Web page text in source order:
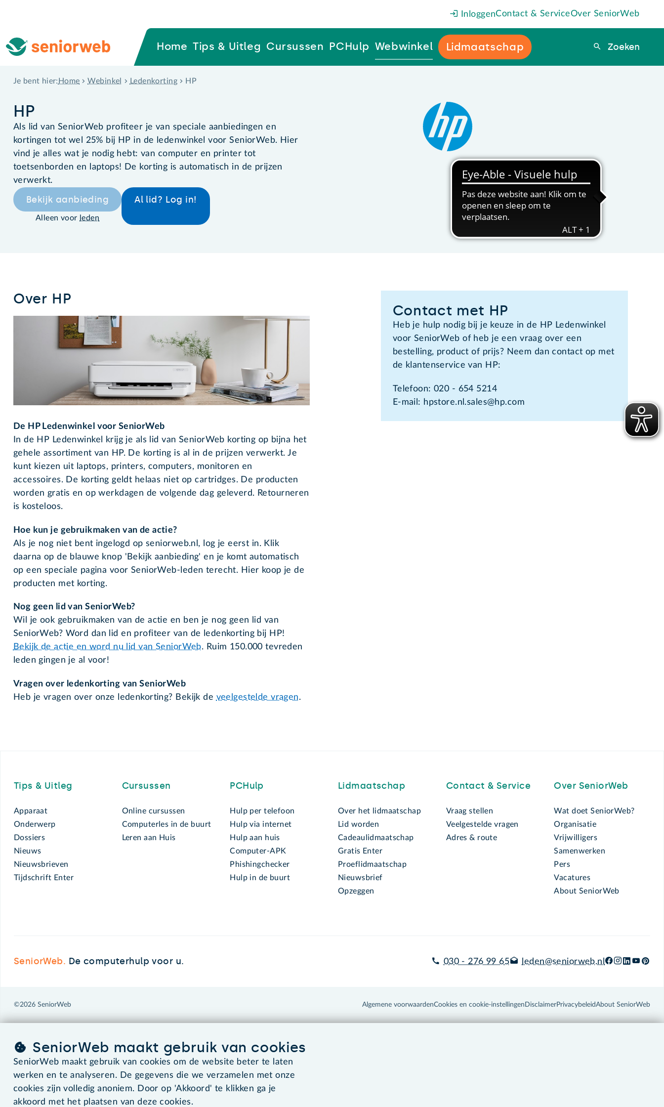
InloggenContact & ServiceOver SeniorWeb
Home Tips & Uitleg Cursussen PCHulp Webwinkel Lidmaatschap Zoeken
Zoeken
Je bent hier: Home Webinkel Ledenkorting HP
HP
Als lid van SeniorWeb profiteer je van speciale aanbiedingen en
kortingen tot wel 25% bij HP in de ledenwinkel voor SeniorWeb. Hier
vind je alles wat je nodig hebt: van computer en printer tot
toetsenborden en laptops! De korting is automatisch in de prijzen
verwerkt.
Bekijk aanbieding
Alleen voor leden
Al lid? Log in!
Over HP
De HP Ledenwinkel voor SeniorWeb
In de HP Ledenwinkel krijg je als lid van SeniorWeb korting op bijna het
gehele assortiment van HP. De korting is al in de prijzen verwerkt. Je
kunt kiezen uit laptops, printers, computers, monitoren en
accessoires. De korting geldt helaas niet op cartridges. De producten
worden gratis en op werkdagen de volgende dag geleverd. Retourneren
is kosteloos.
Hoe kun je gebruikmaken van de actie?
Als je nog niet bent ingelogd op seniorweb.nl, log je eerst in. Klik
daarna op de blauwe knop 'Bekijk aanbieding' en je komt automatisch
op een speciale pagina voor SeniorWeb-leden terecht. Hier koop je de
producten met korting.
Nog geen lid van SeniorWeb?
Wil je ook gebruikmaken van de actie en ben je nog geen lid van
SeniorWeb? Word dan lid en profiteer van de ledenkorting bij HP!
Bekijk de actie en word nu lid van SeniorWeb. Ruim 150.000 tevreden
leden gingen je al voor!
Vragen over ledenkorting van SeniorWeb
Heb je vragen over onze ledenkorting? Bekijk de veelgestelde vragen.
Contact met HP
Heb je hulp nodig bij je keuze in de HP Ledenwinkel
voor SeniorWeb of heb je een vraag over een
bestelling, product of prijs? Neem dan contact op met
de klantenservice van HP:
Telefoon: 020 - 654 5214
E-mail: hpstore.nl.sales@hp.com
Tips & Uitleg
Apparaat
Onderwerp
Dossiers
Nieuws
Nieuwsbrieven
Tijdschrift Enter
Cursussen
Online cursussen
Computerles in de buurt
Leren aan Huis
PCHulp
Hulp per telefoon
Hulp via internet
Hulp aan huis
Computer-APK
Phishingchecker
Hulp in de buurt
Lidmaatschap
Over het lidmaatschap
Lid worden
Cadeaulidmaatschap
Gratis Enter
Proeflidmaatschap
Nieuwsbrief
Opzeggen
Contact & Service
Vraag stellen
Veelgestelde vragen
Adres & route
Over SeniorWeb
Wat doet SeniorWeb?
Organisatie
Vrijwilligers
Samenwerken
Pers
Vacatures
About SeniorWeb
SeniorWeb. De computerhulp voor u. 030 - 276 99 65 leden@seniorweb.nl
©2026 SeniorWeb Algemene voorwaardenCookies en cookie-instellingen DisclaimerPrivacybeleidAbout SeniorWeb
SeniorWeb maakt gebruik van cookies
SeniorWeb maakt gebruik van cookies om de website beter te laten
werken en te analyseren. De gegevens die we verzamelen met onze
cookies zijn volledig anoniem. Door op 'Akkoord' te klikken ga je
akkoord met het plaatsen van deze cookies.